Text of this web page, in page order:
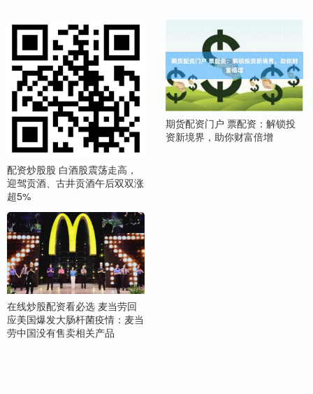
配资炒股股 白酒股震荡走高，
迎驾贡酒、古井贡酒午后双双涨
超5%
期货配资门户 票配资：解锁投
资新境界，助你财富倍增
在线炒股配资看必选 麦当劳回
应美国爆发大肠杆菌疫情：麦当
劳中国没有售卖相关产品